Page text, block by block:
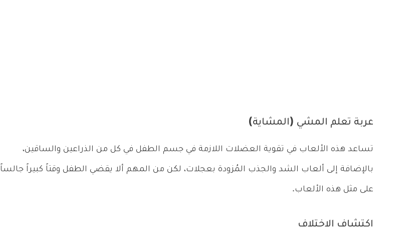
عربة تعلم المشي (المشاية)
تساعد هذه الألعاب في تقوية العضلات اللازمة في جسم الطفل في كل من الذراعين والساقين،
بالإضافة إلى ألعاب الشد والجذب المُزودة بعجلات، لكن من المهم ألا يقضي الطفل وقتاً كبيراً جالساً
على مثل هذه الألعاب.
اكتشاف الاختلاف